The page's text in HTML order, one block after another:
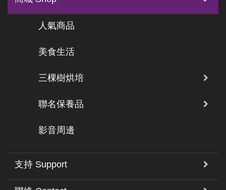
人氣商品
美食生活
三棵樹烘培
聯名保養品
影音周邊
支持 Support